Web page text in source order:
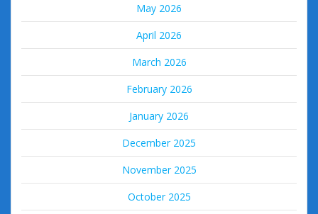
May 2026
April 2026
March 2026
February 2026
January 2026
December 2025
November 2025
October 2025